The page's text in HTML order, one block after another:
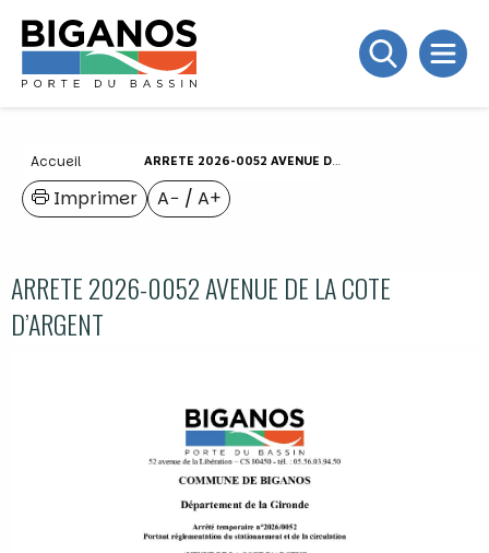
Accueil ARRETE 2026-0052 AVENUE DE LA COTE D’ARGENT
A− / A+
Imprimer
ARRETE 2026-0052 AVENUE DE LA COTE
D’ARGENT